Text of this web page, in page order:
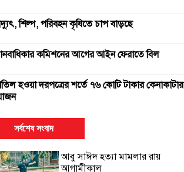
শিল্প, পরিবহন কৃষিতে চাপ বাড়ছে
কমিশনের আগের আইন ফেরাতে বিল
হওয়া দরপত্রের শর্তে ৭৬ কোটি টাকার কেনাকাটার
দুই সার কারখানা বন্ধ, আরেকটি বন্ধের পথে
উপাচার্যের ৫৪৭ দিনে ৪২৫ নিয়োগ
সর্বশেষ সংবাদ
আবু সাঈদ হত্যা মামলার রায়
আগামীকাল